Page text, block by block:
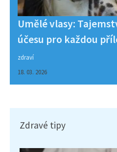
Umělé vlasy:
účesu pro každou
zdraví
18. 03. 2026
Zdravé tipy